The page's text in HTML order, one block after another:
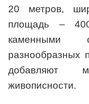
20 метров,
площадь –
каменными
разнообразных
добавляют
живописности.